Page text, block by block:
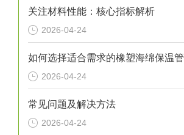
关注材料性能：核心指标解析
2026-04-24
如何选择适合需求的橡塑海绵保温管
2026-04-24
常见问题及解决方法
2026-04-24